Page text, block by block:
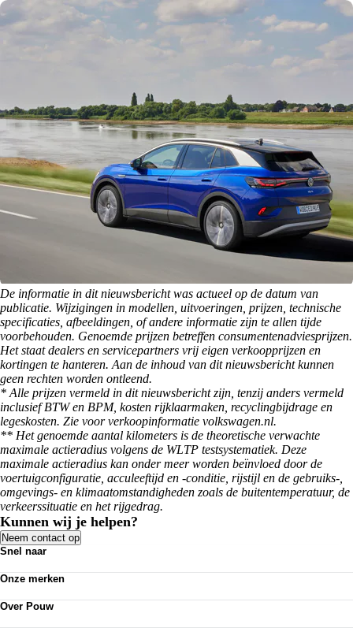
De informatie in dit nieuwsbericht was actueel op de datum van
publicatie. Wijzigingen in modellen, uitvoeringen, prijzen, technische
specificaties, afbeeldingen, of andere informatie zijn te allen tijde
voorbehouden. Genoemde prijzen betreffen consumentenadviesprijzen.
Het staat dealers en servicepartners vrij eigen verkoopprijzen en
kortingen te hanteren. Aan de inhoud van dit nieuwsbericht kunnen
geen rechten worden ontleend.
* Alle prijzen vermeld in dit nieuwsbericht zijn, tenzij anders vermeld
inclusief BTW en BPM, kosten rijklaarmaken, recyclingbijdrage en
legeskosten. Zie voor verkoopinformatie volkswagen.nl.
** Het genoemde aantal kilometers is de theoretische verwachte
maximale actieradius volgens de WLTP testsystematiek. Deze
maximale actieradius kan onder meer worden beïnvloed door de
voertuigconfiguratie, acculeeftijd en -conditie, rijstijl en de gebruiks-,
omgevings- en klimaatomstandigheden zoals de buitentemperatuur, de
verkeerssituatie en het rijgedrag.
Kunnen wij je helpen?
Neem contact op
Snel naar
Bedrijfswagens
Kennisbank
Vestigingen
Onze merken
Audi
Škoda
Over Pouw